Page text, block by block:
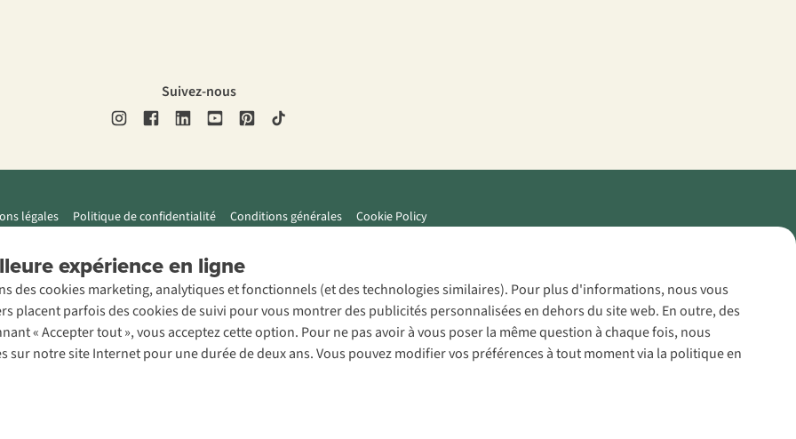
expérience en ligne
des cookies marketing, analytiques et fonctionnels (et des technologies similaires). Pour plus d'informations, nous vous
placent parfois des cookies de suivi pour vous montrer des publicités personnalisées en dehors du site web. En outre, des
« Accepter tout », vous acceptez cette option. Pour ne pas avoir à vous poser la même question à chaque fois, nous
notre site Internet pour une durée de deux ans. Vous pouvez modifier vos préférences à tout moment via la politique en
Suivez-nous
légales Politique de confidentialité Conditions générales Cookie Policy